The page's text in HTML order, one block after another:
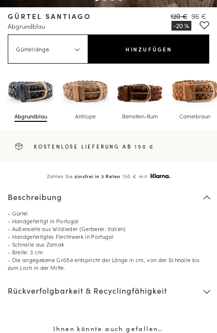
GÜRTEL SANTIAGO
Abgrundblau
120 € 96 €
Gürtellänge HINZUFÜGEN
Abgrundblau Antilope Bernstein-Rum Camelbraun
KOSTENLOSE LIEFERUNG AB 150 €
Zahlen Siezinsfrei in 3 Raten 150 € mit
Beschreibung
- Gürtel
- Handgefertigt in Portugal
- Außenseite aus Wildleder (Gerberei: Italien)
- Handgefertigtes Flechtwerk in Portugal
- Schnalle aus Zamak
- Breite: 3 cm
- Die angegebene Größe entspricht der Länge in cm, von der Schnalle bis
zum Loch in der Mitte.
Rückverfolgbarkeit & Recyclingfähigkeit
Ihnen könnte auch gefallen…